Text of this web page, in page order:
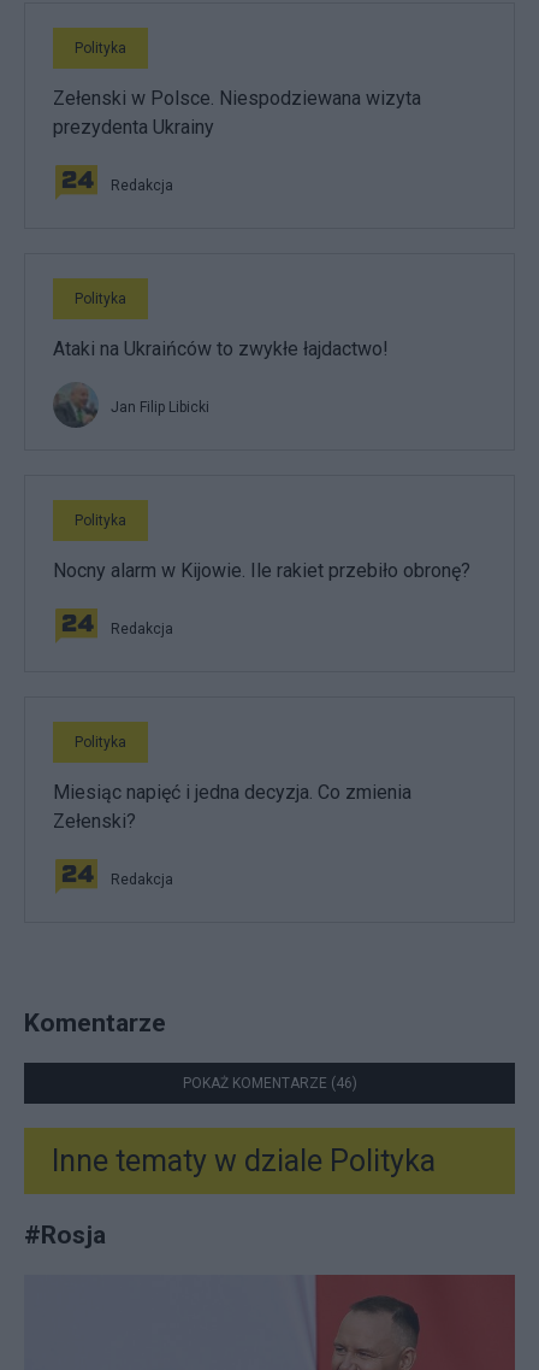
Polityka
Zełenski w Polsce. Niespodziewana wizyta
prezydenta Ukrainy
Redakcja
Polityka
Ataki na Ukraińców to zwykłe łajdactwo!
Jan Filip Libicki
Polityka
Nocny alarm w Kijowie. Ile rakiet przebiło obronę?
Redakcja
Polityka
Miesiąc napięć i jedna decyzja. Co zmienia
Zełenski?
Redakcja
Komentarze
POKAŻ KOMENTARZE (46)
Inne tematy w dziale Polityka
#Rosja